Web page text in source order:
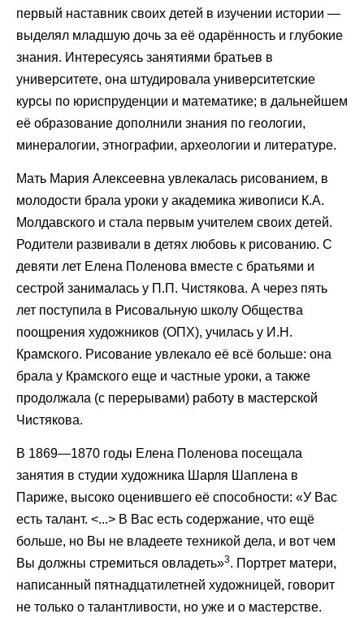
первый наставник своих детей в изучении истории —
выделял младшую дочь за её одарённость и глубокие
знания. Интересуясь занятиями братьев в
университете, она штудировала университетские
курсы по юриспруденции и математике; в дальнейшем
её образование дополнили знания по геологии,
минералогии, этнографии, археологии и литературе.
Мать Мария Алексеевна увлекалась рисованием, в
молодости брала уроки у академика живописи К.А.
Молдавского и стала первым учителем своих детей.
Родители развивали в детях любовь к рисованию. С
девяти лет Елена Поленова вместе с братьями и
сестрой занималась у П.П. Чистякова. А через пять
лет поступила в Рисовальную школу Общества
поощрения художников (ОПХ), училась у И.Н.
Крамского. Рисование увлекало её всё больше: она
брала у Крамского еще и частные уроки, а также
продолжала (с перерывами) работу в мастерской
Чистякова.
В 1869—1870 годы Елена Поленова посещала
занятия в студии художника Шарля Шаплена в
Париже, высоко оценившего её способности: «У Вас
есть талант. <...> В Вас есть содержание, что ещё
больше, но Вы не владеете техникой дела, и вот чем
Вы должны стремиться овладеть»3. Портрет матери,
написанный пятнадцатилетней художницей, говорит
не только о талантливости, но уже и о мастерстве.